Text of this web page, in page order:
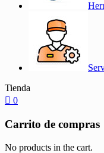
Tienda
0
Carrito de compras
No products in the cart.